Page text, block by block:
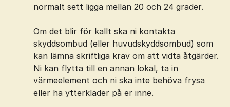
normalt sett ligga mellan 20 och 24 grader.
Om det blir för kallt ska ni kontakta
skyddsombud (eller huvudskyddsombud) som
kan lämna skriftliga krav om att vidta åtgärder.
Ni kan flytta till en annan lokal, ta in
värmeelement och ni ska inte behöva frysa
eller ha ytterkläder på er inne.